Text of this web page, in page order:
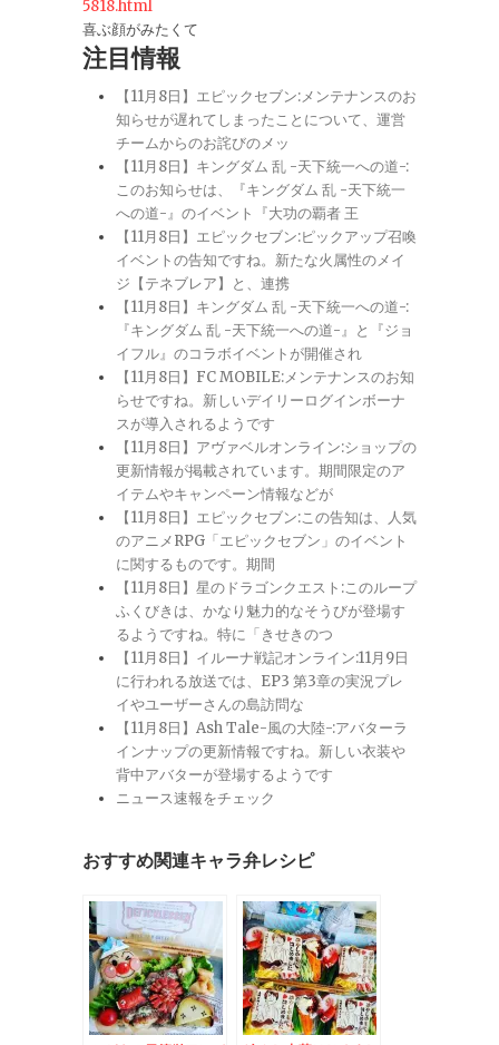
5818.html
喜ぶ顔がみたくて
注目情報
【11月8日】エピックセブン:メンテナンスのお
知らせが遅れてしまったことについて、運営
チームからのお詫びのメッ
【11月8日】キングダム 乱 -天下統一への道-:
このお知らせは、『キングダム 乱 -天下統一
への道-』のイベント『大功の覇者 王
【11月8日】エピックセブン:ピックアップ召喚
イベントの告知ですね。新たな火属性のメイ
ジ【テネブレア】と、連携
【11月8日】キングダム 乱 -天下統一への道-:
『キングダム 乱 -天下統一への道-』と『ジョ
イフル』のコラボイベントが開催され
【11月8日】FC MOBILE:メンテナンスのお知
らせですね。新しいデイリーログインボーナ
スが導入されるようです
【11月8日】アヴァベルオンライン:ショップの
更新情報が掲載されています。期間限定のア
イテムやキャンペーン情報などが
【11月8日】エピックセブン:この告知は、人気
のアニメRPG「エピックセブン」のイベント
に関するものです。期間
【11月8日】星のドラゴンクエスト:このループ
ふくびきは、かなり魅力的なそうびが登場す
るようですね。特に「きせきのつ
【11月8日】イルーナ戦記オンライン:11月9日
に行われる放送では、EP3 第3章の実況プレ
イやユーザーさんの島訪問な
【11月8日】Ash Tale-風の大陸-:アバターラ
インナップの更新情報ですね。新しい衣装や
背中アバターが登場するようです
ニュース速報をチェック
おすすめ関連キャラ弁レシピ